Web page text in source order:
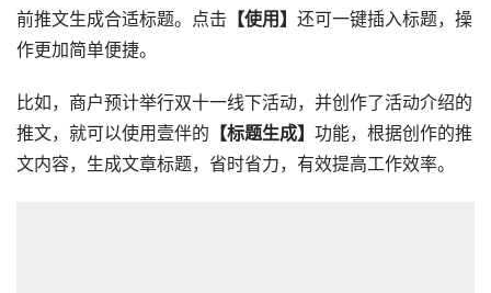
前推文生成合适标题。点击 【使用】 还可一键插入标题，操
作更加简单便捷。
比如，商户预计举行双十一线下活动，并创作了活动介绍的
推文，就可以使用壹伴的 【标题生成】 功能，根据创作的推
文内容，生成文章标题，省时省力，有效提高工作效率。